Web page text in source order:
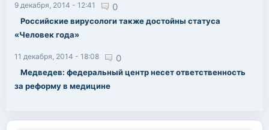
9 декабря, 2014 - 12:41 0
Российские вирусологи также достойны статуса
«Человек года»
11 декабря, 2014 - 18:08 0
Медведев: федеральный центр несет ответственность
за реформу в медицине